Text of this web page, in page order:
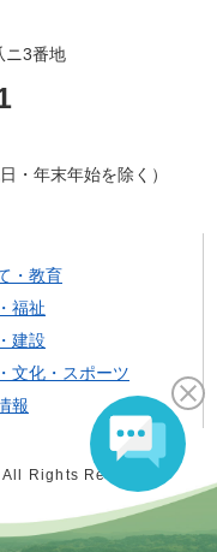
ニ3番地
・年末年始を除く）
・教育
福祉
建設
文化・スポーツ
報
Rights Reserved.